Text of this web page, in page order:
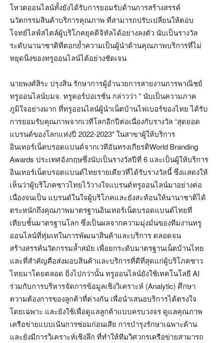
โหวตออนไลน์ทั้งยังได้รับการยอมรับด้านการสร้างสรรค์
นวัตกรรมสินค้าบริการคุณภาพ ที่สามารถปรับเปลี่ยนให้ตอบ
โจทย์ไลฟ์สไตล์ผู้บริโภคยุคดิจิทัลได้อย่างลงตัว นับเป็นรางวัล
ระดับนานาชาติที่ตอกย้ำความเป็นผู้นำด้านคุณภาพบริการที่ไม่
หยุดนิ่งของทรูออนไลน์ได้อย่างชัดเจน
นายพงศ์สิระ ปรุงสิน รักษาการผู้อำนวยการสายงานการพาณิชย์
ทรูออนไลน์บมจ. ทรูคอร์ปอเรชั่น กล่าวว่า ” นับเป็นความภาค
ภูมิใจอย่างมาก ที่ทรูออนไลน์ผู้นำเน็ตบ้านไฟเบอร์ของไทย ได้รับ
การยอมรับคุณภาพจากเวทีโลกอีกปีต่อเนื่องกับรางวัล “สุดยอด
แบรนด์ของโลกแห่งปี 2022-2023″ ในสาขาผู้ให้บริการ
อินเทอร์เน็ตบรอดแบนด์จากเวทีอันทรงเกียรติWorld Branding
Awards ประเทศอังกฤษซึ่งนับเป็นรางวัลปีที่ 6 และเป็นผู้ให้บริการ
อินเทอร์เน็ตบรอดแบนด์ไทยรายเดียวที่ได้รับรางวัลนี้ ซึ่งแสดงให้
เห็นว่าผู้บริโภคชาวไทยไว้วางใจแบรนด์ทรูออนไลน์มาอย่างต่อ
เนื่องจนเป็น แบรนด์ในใจผู้บริโภคและยังสะท้อนให้นานาชาติได้
ตระหนักถึงคุณภาพมาตรฐานอินเทอร์เน็ตบรอดแบนด์ไทยที่
เทียบชั้นมาตรฐานโลก ซึ่งเป็นผลจากความมุ่งมั่นของทีมงานทรู
ออนไลน์ที่ทุ่มเทในการพัฒนาสินค้าและบริการ ตลอดจน
สร้างสรรค์นวัตกรรมล้ำสมัย เพื่อยกระดับมาตรฐานเน็ตบ้านไทย
และที่สำคัญคือส่งมอบสินค้าและบริการที่ดีที่สุดแก่ผู้บริโภคชาว
ไทยมาโดยตลอด ยิ่งไปกว่านั้น ทรูออนไลน์ยังใช้เทคโนโลยี AI
ร่วมกับการบริหารจัดการข้อมูลเชิงวิเคราะห์ (Analytic) ศึกษา
ความต้องการของลูกค้าที่ต่างกัน เพื่อนำเสนอบริการได้ตรงใจ
โดยเฉพาะ และยังใช้เพื่อดูแลลูกค้าแบบครบวงจร ดูแลคุณภาพ
เครือข่ายแบบเน้นการซ่อมก่อนเสีย การบำรุงรักษาเฉพาะด้าน
และยังมีการวิเคราะห์เชิงลึก ที่ทำให้ทีมวิศวกรเครือข่ายสามารถ